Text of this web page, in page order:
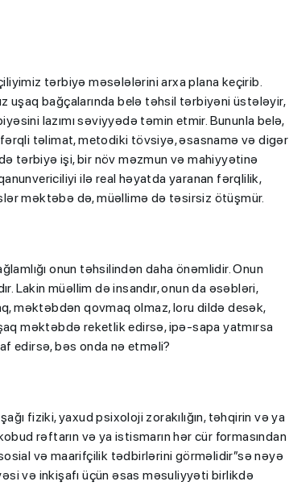
tərbiyə məsələlərini arxa plana keçirib.
uşaq bağçalarında belə təhsil tərbiyəni üstələyir,
lazımı səviyyədə təmin etmir. Bununla belə,
təlimat, metodiki tövsiyə, əsasnamə və digər
tərbiyə işi, bir növ məzmun və mahiyyətinə
ilə real həyatda yaranan fərqlilik,
məktəbə də, müəllimə də təsirsiz ötüşmür.
onun təhsilindən daha önəmlidir. Onun
Lakin müəllim də insandır, onun da əsəbləri,
məktəbdən qovmaq olmaz, loru dildə desək,
məktəbdə reketlik edirsə, ipə-sapa yatmırsa
edirsə, bəs onda nə etməli?
fiziki, yaxud psixoloji zorakılığın, təhqirin və ya
rəftarın və ya istismarın hər cür formasından
və maarifçilik tədbirlərini görməlidir”sə nəyə
və inkişafı üçün əsas məsuliyyəti birlikdə